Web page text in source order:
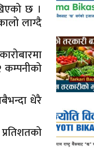
छ ।
लाग्दै
धेरै